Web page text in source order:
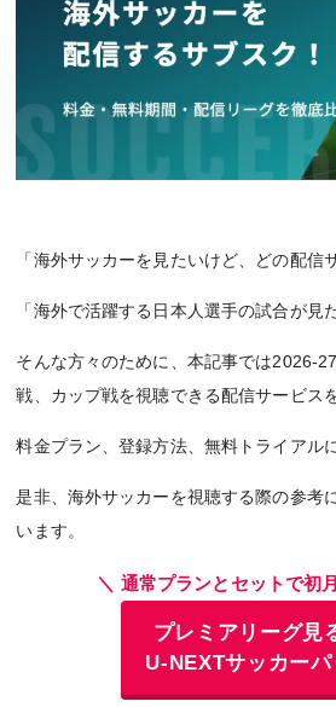
「海外サッカーを見たいけど、どの配信
「海外で活躍する日本人選手の試合が見
そんな方々のために、本記事では2026-
戦、カップ戦を視聴できる配信サービス
料金プラン、登録方法、無料トライアル
是非、海外サッカーを視聴する際の参考
います。
＼ 通常プランとセットで初
プレミアリーグ見
U-NEXTサッカーパ